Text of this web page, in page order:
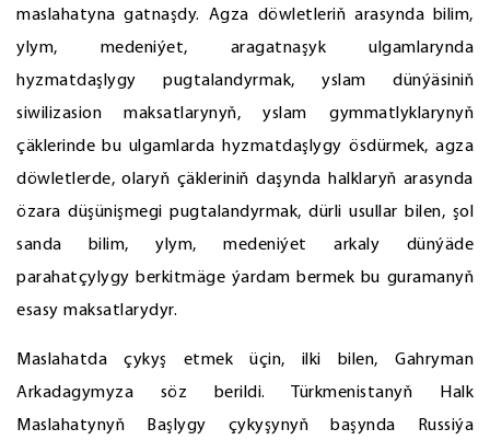
maslahatyna gatnaşdy. Agza döwletleriň arasynda bilim,
ylym, medeniýet, aragatnaşyk ulgamlarynda
hyzmatdaşlygy pugtalandyrmak, yslam dünýäsiniň
siwilizasion maksatlarynyň, yslam gymmatlyklarynyň
çäklerinde bu ulgamlarda hyzmatdaşlygy ösdürmek, agza
döwletlerde, olaryň çäkleriniň daşynda halklaryň arasynda
özara düşünişmegi pugtalandyrmak, dürli usullar bilen, şol
sanda bilim, ylym, medeniýet arkaly dünýäde
parahatçylygy berkitmäge ýardam bermek bu guramanyň
esasy maksatlarydyr.
Maslahatda çykyş etmek üçin, ilki bilen, Gahryman
Arkadagymyza söz berildi. Türkmenistanyň Halk
Maslahatynyň Başlygy çykyşynyň başynda Russiýa